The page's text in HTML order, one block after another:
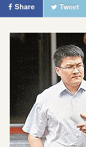
Share Tweet